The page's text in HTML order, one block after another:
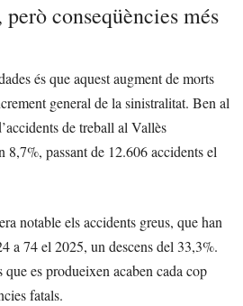
conseqüències més
és que aquest augment de morts
general de la sinistralitat. Ben al
de treball al Vallès
passant de 12.606 accidents el
notable els accidents greus, que han
a 74 el 2025, un descens del 33,3%.
es produeixen acaben cada cop
fatals.